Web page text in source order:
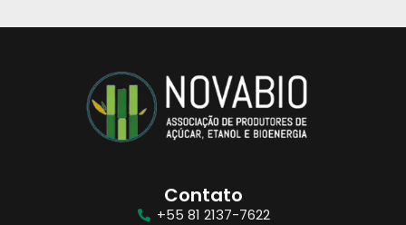
Contato
+55 81 2137-7622